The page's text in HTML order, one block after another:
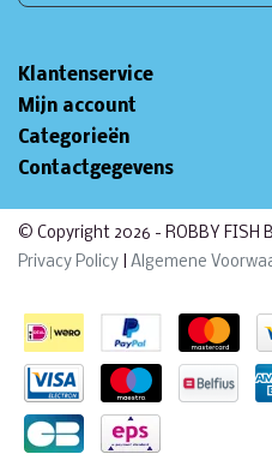
Klantenservice
Mijn account
Categorieën
Contactgegevens
© Copyright 2026 - ROBBY FISH
Privacy Policy
Algemene